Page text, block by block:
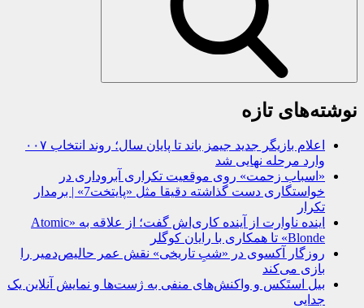
نوشته‌های تازه
اعلام بازیگر جدید جیمز باند تا پایان سال؛ روند انتخاب ۰۰۷
وارد مرحله نهایی شد
«اسباب زحمت» روی موقعیت تکراری آبروداری در
خواستگاری دست گذاشته دقیقا مثل «پایتخت7» | برمدار
تکرار
اینده ناوارت از آینده کاری‌اش گفت؛ از علاقه به «Atomic
Blonde» تا همکاری با رایان کوگلر
روزگار آکسوی در «شبِ تاریخی» نقش عمر حالیص‌دمیر را
بازی می‌کند
بیل استَکس و واکنش‌های منفی به ژست‌ها و نمایش آنلاین یک
جدایی